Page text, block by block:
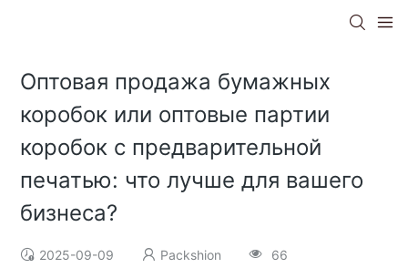
Оптовая продажа бумажных
коробок или оптовые партии
коробок с предварительной
печатью: что лучше для вашего
бизнеса?
2025-09-09 Packshion 66